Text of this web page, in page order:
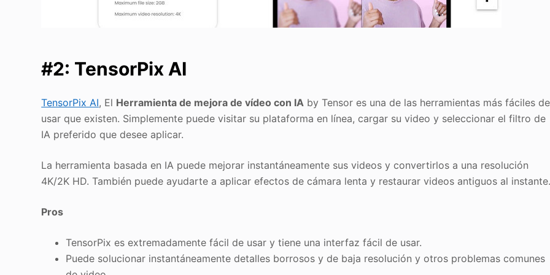
#2: TensorPix AI
TensorPix AI, El Herramienta de mejora de vídeo con IA by Tensor es una de las herramientas más fáciles de
usar que existen. Simplemente puede visitar su plataforma en línea, cargar su video y seleccionar el filtro de
IA preferido que desee aplicar.
La herramienta basada en IA puede mejorar instantáneamente sus videos y convertirlos a una resolución
4K/2K HD. También puede ayudarte a aplicar efectos de cámara lenta y restaurar videos antiguos al
Pros
TensorPix es extremadamente fácil de usar y tiene una interfaz fácil de usar.
Puede solucionar instantáneamente detalles borrosos y de baja resolución y otros problemas comunes